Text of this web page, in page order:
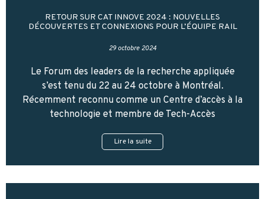
RETOUR SUR CAT INNOVE 2024 : NOUVELLES
DÉCOUVERTES ET CONNEXIONS POUR L’ÉQUIPE RAIL
29 octobre 2024
Le Forum des leaders de la recherche appliquée
s’est tenu du 22 au 24 octobre à Montréal.
Récemment reconnu comme un Centre d’accès à la
technologie et membre de Tech-Accès
Lire la suite